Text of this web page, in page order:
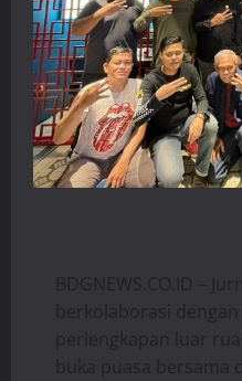
BDGNEWS.CO.ID –
berkolaborasi
perlengkapan luar
buka puasa bersama